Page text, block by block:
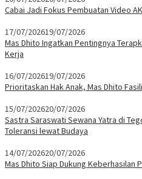
Cabai Jadi Fokus Pembuatan Video
17/07/202619/07/2026
Mas Dhito Ingatkan Pentingnya
Kerja
16/07/202619/07/2026
Prioritaskan Hak Anak, Mas Dhito
15/07/202620/07/2026
Sastra Saraswati Sewana Yatra di
Toleransi lewat Budaya
14/07/202620/07/2026
Mas Dhito Siap Dukung Keberhasilan